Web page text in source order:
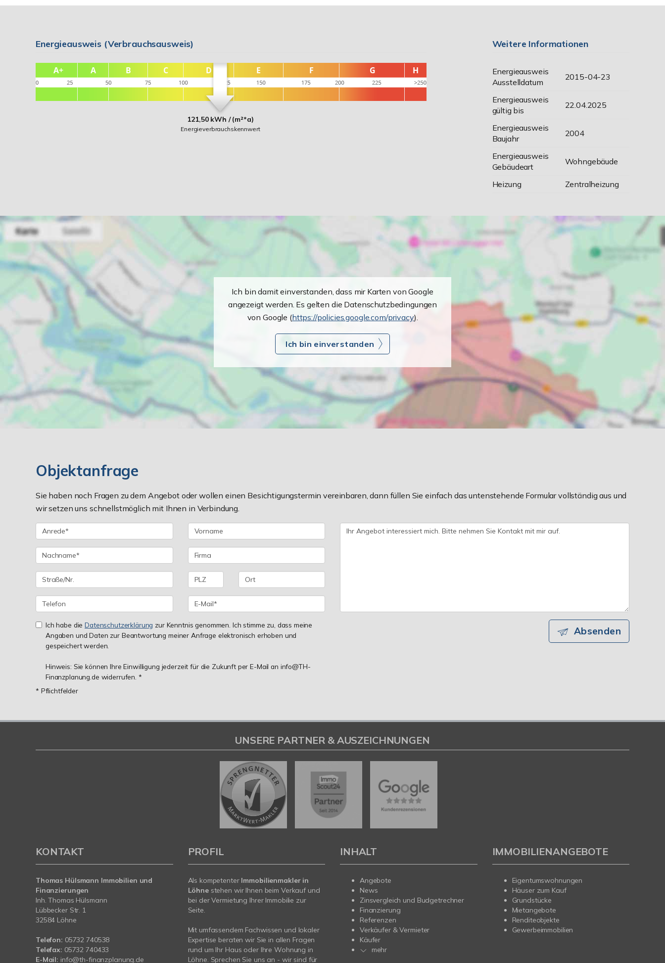
Energieausweis (Verbrauchsausweis)
121,50 kWh / (m²*a)
Energieverbrauchskennwert
Weitere Informationen
Energieausweis
Ausstelldatum
2015-04-23
Energieausweis
gültig bis
22.04.2025
Energieausweis
Baujahr
2004
Energieausweis
Gebäudeart
Wohngebäude
Heizung Zentralheizung
Ich bin damit einverstanden, dass mir Karten von Google
angezeigt werden. Es gelten die Datenschutzbedingungen
von Google (https://policies.google.com/privacy).
Ich bin einverstanden
Objektanfrage
Sie haben noch Fragen zu dem Angebot oder wollen einen Besichtigungstermin vereinbaren, dann füllen Sie einfach das untenstehende Formular vollständig aus und
wir setzen uns schnellstmöglich mit Ihnen in Verbindung.
Ich habe dieDatenschutzerklärung zur Kenntnis genommen. Ich stimme zu, dass meine
Angaben und Daten zur Beantwortung meiner Anfrage elektronisch erhoben und
gespeichert werden.
Hinweis: Sie können Ihre Einwilligung jederzeit für die Zukunft per E-Mail an info@TH-
Finanzplanung.de widerrufen. *
* Pflichtfelder
Absenden
UNSERE PARTNER & AUSZEICHNUNGEN
KONTAKT
Thomas Hülsmann Immobilien und
Finanzierungen
Inh. Thomas Hülsmann
Lübbecker Str. 1
32584 Löhne
Telefon: 05732 740538
Telefax: 05732 740433
E-Mail: info@th-finanzplanung.de
PROFIL
Als kompetenter Immobilienmakler in
Löhnestehen wir Ihnen beim Verkauf und
bei der Vermietung Ihrer Immobilie zur
Seite.
Mit umfassendem Fachwissen und lokaler
Expertise beraten wir Sie in allen Fragen
rund um Ihr Haus oder Ihre Wohnung in
Löhne. Sprechen Sie uns an - wir sind für
INHALT
Angebote
News
Zinsvergleich und Budgetrechner
Finanzierung
Referenzen
Verkäufer & Vermieter
Käufer
mehr
IMMOBILIENANGEBOTE
Eigentumswohnungen
Häuser zum Kauf
Grundstücke
Mietangebote
Renditeobjekte
Gewerbeimmobilien